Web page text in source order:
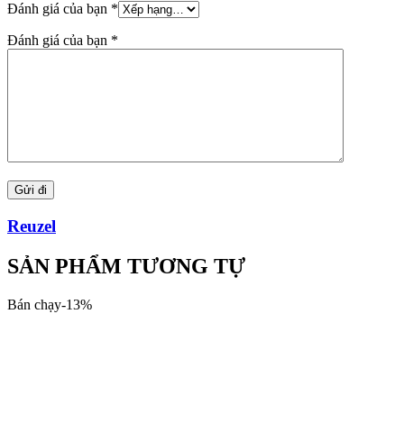
Đánh giá của bạn *
Đánh giá của bạn *
Reuzel
SẢN PHẨM TƯƠNG TỰ
Bán chạy-13%